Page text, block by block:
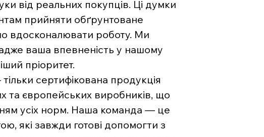
від реальних покупців. Ці думки
прийняти обґрунтоване
вдосконалювати роботу. Ми
адже ваша впевненість у нашому
пріоритет.
сертифікована продукція
та європейських виробників, що
усіх норм. Наша команда — це
які завжди готові допомогти з